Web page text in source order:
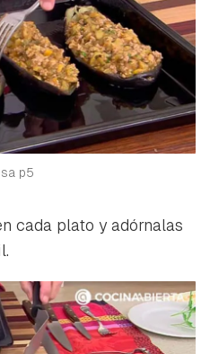
p5
cada plato y adórnalas